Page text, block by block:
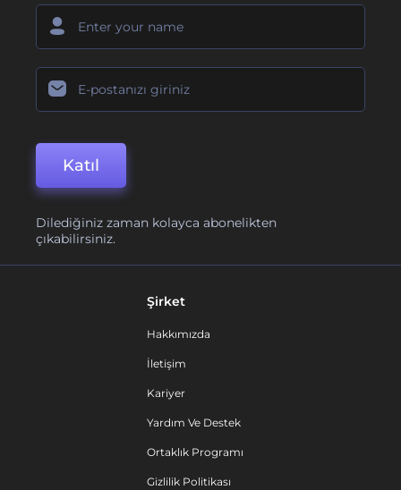
Katıl
Dilediğiniz zaman kolayca abonelikten
çıkabilirsiniz.
Şirket
Hakkımızda
İletişim
Kariyer
Yardım Ve Destek
Ortaklık Programı
Gizlilik Politikası